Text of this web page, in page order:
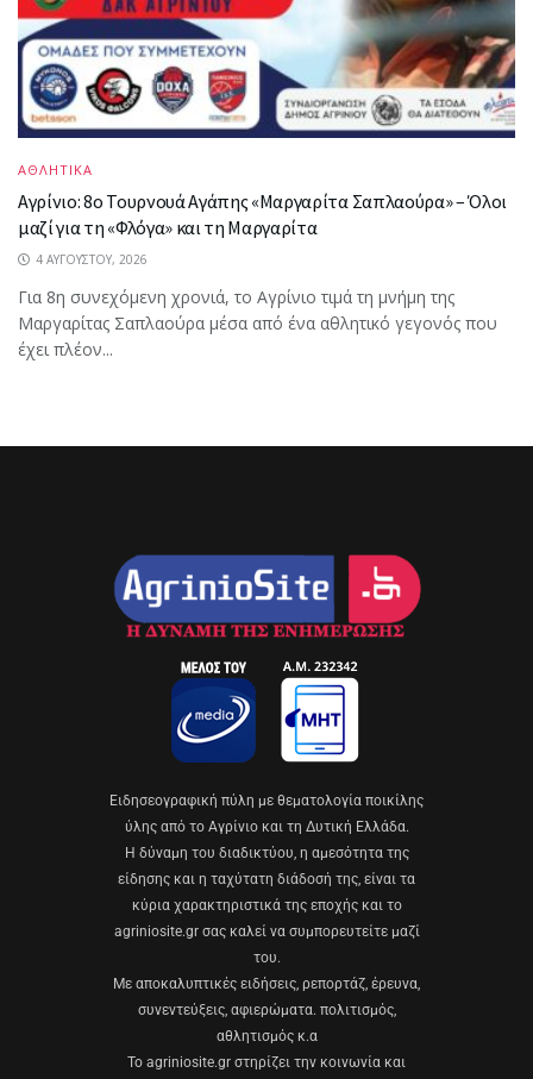
ΑΘΛΗΤΙΚΑ
Αγρίνιο: 8ο Τουρνουά Αγάπης «Μαργαρίτα Σαπλαούρα» – Όλοι
μαζί για τη «Φλόγα» και τη Μαργαρίτα
4 ΑΥΓΟΎΣΤΟΥ, 2026
Για 8η συνεχόμενη χρονιά, το Αγρίνιο τιμά τη μνήμη της
Μαργαρίτας Σαπλαούρα μέσα από ένα αθλητικό γεγονός που
έχει πλέον...
Eιδησεογραφική πύλη με θεματολογία ποικίλης
ύλης από το Αγρίνιο και τη Δυτική Ελλάδα.
Η δύναμη του διαδικτύου, η αμεσότητα της
είδησης και η ταχύτατη διάδοσή της, είναι τα
κύρια χαρακτηριστικά της εποχής και το
agriniosite.gr σας καλεί να συμπορευτείτε μαζί
του.
Με αποκαλυπτικές ειδήσεις, ρεπορτάζ, έρευνα,
συνεντεύξεις, αφιερώματα. πολιτισμός,
αθλητισμός κ.α
Το agriniosite.gr στηρίζει την κοινωνία και